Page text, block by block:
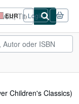
EUR
Seite
der
Einkaufseinstellungen.
Login
Children's Classics)